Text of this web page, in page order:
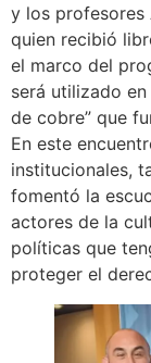
y los profesores
quien recibió
el marco del
será utilizado
de cobre” que
En este
institucionales,
fomentó la
actores de la
políticas que
proteger el